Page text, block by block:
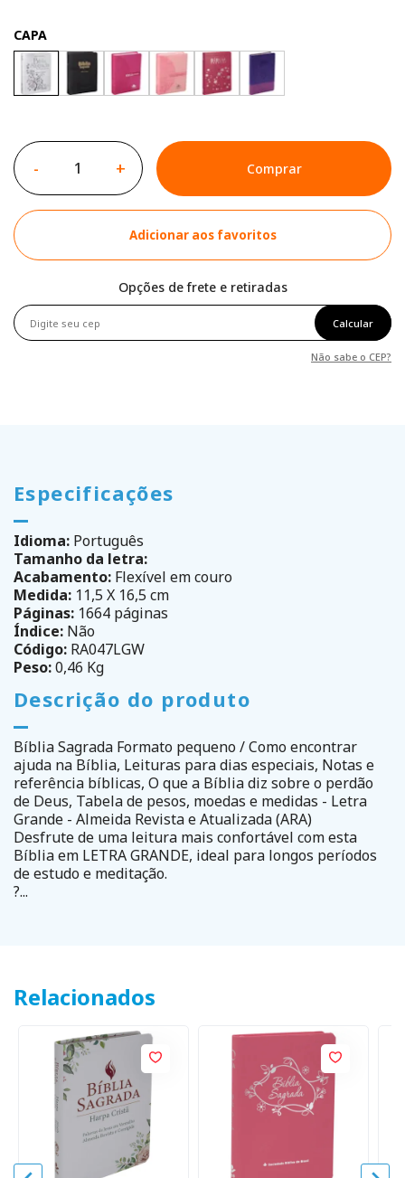
CAPA
- + Comprar
Adicionar aos favoritos
Opções de frete e retiradas
Calcular
Não sabe o CEP?
Especificações
Idioma: Português
Tamanho da letra:
Acabamento: Flexível em couro
Medida: 11,5 X 16,5 cm
Páginas: 1664 páginas
Índice: Não
Código: RA047LGW
Peso:0,46 Kg
Descrição do produto
Bíblia Sagrada Formato pequeno / Como encontrar
ajuda na Bíblia, Leituras para dias especiais, Notas e
referência bíblicas, O que a Bíblia diz sobre o perdão
de Deus, Tabela de pesos, moedas e medidas - Letra
Grande - Almeida Revista e Atualizada (ARA)
Desfrute de uma leitura mais confortável com esta
Bíblia em LETRA GRANDE, ideal para longos períodos
de estudo e meditação.
?...
Relacionados